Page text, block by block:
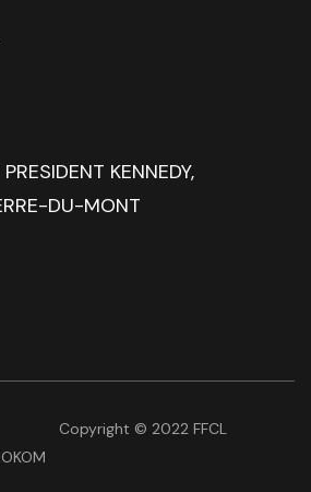
KENNEDY,
DU-MONT
Copyright © 2022 FFCL